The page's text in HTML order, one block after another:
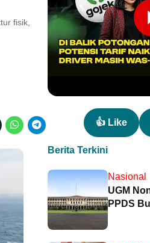
fisik,
👍 Like
Berita Terkini
Nasional
UGM
PPDS